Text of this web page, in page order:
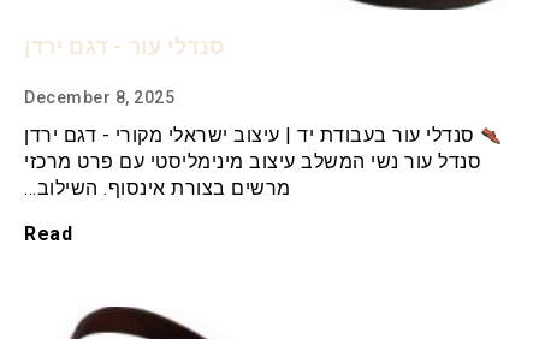
סנדלי עור - דגם ירדן
December 8, 2025
סנדלי עור בעבודת יד | עיצוב ישראלי מקורי - דגם ירדן
סנדל עור נשי המשלב עיצוב מינימליסטי עם פרט מרכזי
מרשים בצורת אינסוף. השילוב…
Read